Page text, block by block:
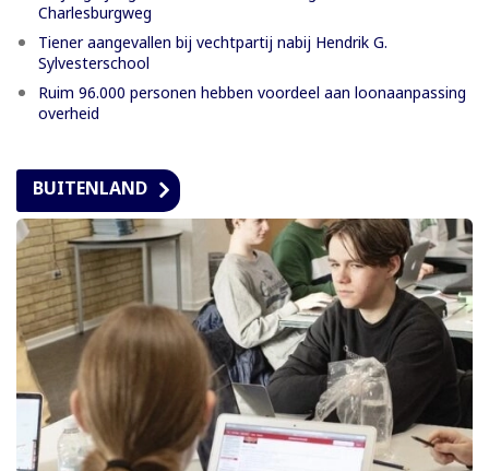
Charlesburgweg
Tiener aangevallen bij vechtpartij nabij Hendrik G.
Sylvesterschool
Ruim 96.000 personen hebben voordeel aan loonaanpassing
overheid
BUITENLAND